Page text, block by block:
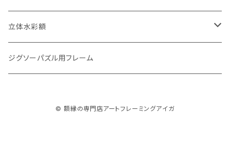
半切判（424×545ミリ）
三三判（455×606ミリ）
25cm正方形（250×250ミリ）
30cm正方形（300×300ミリ）
25×50cm
30×60cm
MO判（693×893ミリ）
特全判（780×1050ミリ）
B5判（182×257ミリ）
A4判（210×297ミリ）
立体水彩額
インチ判（203×254ミリ）
ジグソーパズル用フレーム
© 額縁の専門店アートフレーミングアイガ